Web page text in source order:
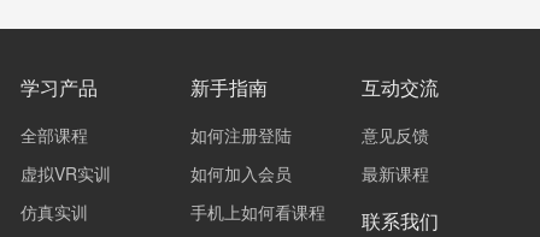
学习产品
全部课程
虚拟VR实训
仿真实训
新手指南
如何注册登陆
如何加入会员
手机上如何看课程
互动交流
意见反馈
最新课程
联系我们